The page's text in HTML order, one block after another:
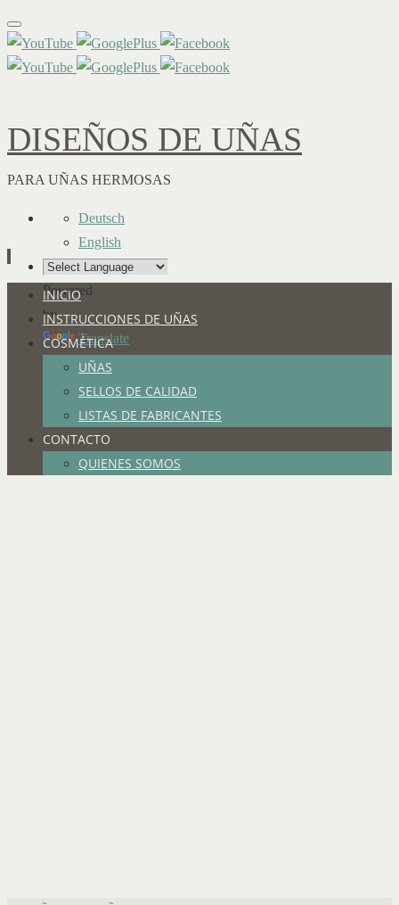
DISEÑOS DE UÑAS
PARA UÑAS HERMOSAS
Deutsch
English
Powered
by
Translate
contenido
INICIO
INSTRUCCIONES DE UÑAS
COSMÉTICA
UÑAS
SELLOS DE CALIDAD
LISTAS DE FABRICANTES
CONTACTO
QUIENES SOMOS